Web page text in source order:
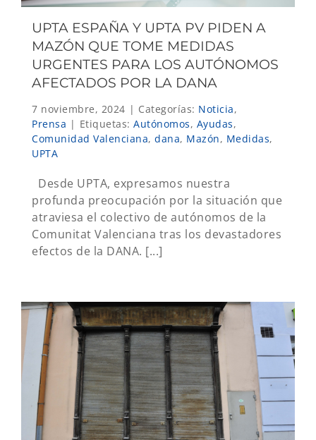
UPTA ESPAÑA Y UPTA PV PIDEN A
MAZÓN QUE TOME MEDIDAS
URGENTES PARA LOS AUTÓNOMOS
AFECTADOS POR LA DANA
7 noviembre, 2024 | Categorías: Noticia,
Prensa | Etiquetas: Autónomos, Ayudas,
Comunidad Valenciana, dana, Mazón, Medidas,
UPTA
Desde UPTA, expresamos nuestra
profunda preocupación por la situación que
atraviesa el colectivo de autónomos de la
Comunitat Valenciana tras los devastadores
efectos de la DANA. [...]